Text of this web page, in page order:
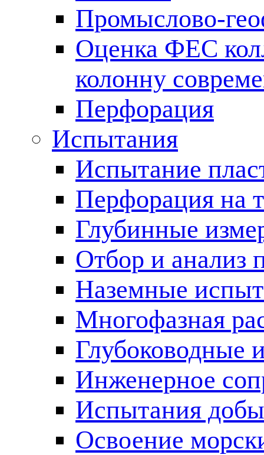
Промыслово-
Оценка ФЕС
колонну
Перфорация
Испытания
Испытание
Перфорация на
Глубинные
Отбор и анализ
Наземные
Многофазная
Глубоководные
Инженерное
Испытания
Освоение